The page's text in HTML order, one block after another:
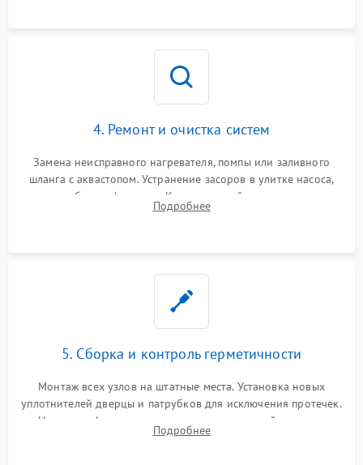
4. Ремонт и очистка систем
Замена неисправного нагревателя, помпы или заливного
шланга с аквастопом. Устранение засоров в улитке насоса,
патрубках и фильтрах. Компонентный ремонт платы
управления, восстановление поврежденной проводки.
Подробнее
5. Сборка и контроль герметичности
Монтаж всех узлов на штатные места. Установка новых
уплотнителей дверцы и патрубков для исключения протечек.
Надежная фиксация хомутов гидравлической системы,
сборка корпуса и установка датчика поплавка.
Подробнее